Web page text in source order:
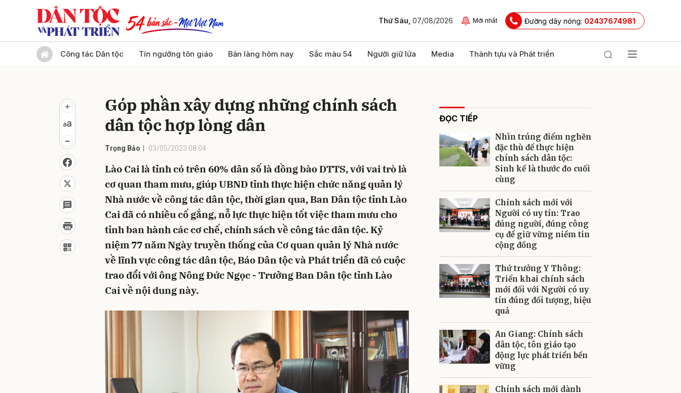
Thứ Sáu, 07/08/2026 Mới nhất Đường dây nóng: 02437674981
Công tác Dân tộc Tín ngưỡng tôn giáo Bản làng hôm nay Sắc màu 54 Người giữ lửa Media Thành tựu và Phát triển
Góp phần xây dựng những chính sách
dân tộc hợp lòng dân
Trọng Bảo 03/05/2023 08:04
Lào Cai là tỉnh có trên 60% dân số là đồng bào DTTS, với vai trò là
cơ quan tham mưu, giúp UBND tỉnh thực hiện chức năng quản lý
Nhà nước về công tác dân tộc, thời gian qua, Ban Dân tộc tỉnh Lào
Cai đã có nhiều cố gắng, nỗ lực thực hiện tốt việc tham mưu cho
tỉnh ban hành các cơ chế, chính sách về công tác dân tộc. Kỷ
niệm 77 năm Ngày truyền thống của Cơ quan quản lý Nhà nước
về lĩnh vực công tác dân tộc, Báo Dân tộc và Phát triển đã có cuộc
trao đổi với ông Nông Đức Ngọc - Trưởng Ban Dân tộc tỉnh Lào
Cai về nội dung này.
ĐỌC TIẾP
Nhìn trúng điểm nghẽn
đặc thù để thực hiện
chính sách dân tộc:
Sinh kế là thước đo cuối
cùng
Chính sách mới với
Người có uy tín: Trao
đúng người, đúng công
cụ để giữ vững niềm tin
cộng đồng
Thứ trưởng Y Thông:
Triển khai chính sách
mới đối với Người có uy
tín đúng đối tượng, hiệu
quả
An Giang: Chính sách
dân tộc, tôn giáo tạo
động lực phát triển bền
vững
Chính sách mới dành
Gửi bình luận
Hủy Gửi